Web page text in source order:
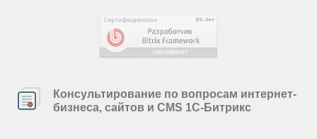
Консультирование по вопросам интернет-
бизнеса, сайтов и CMS 1С-Битрикс